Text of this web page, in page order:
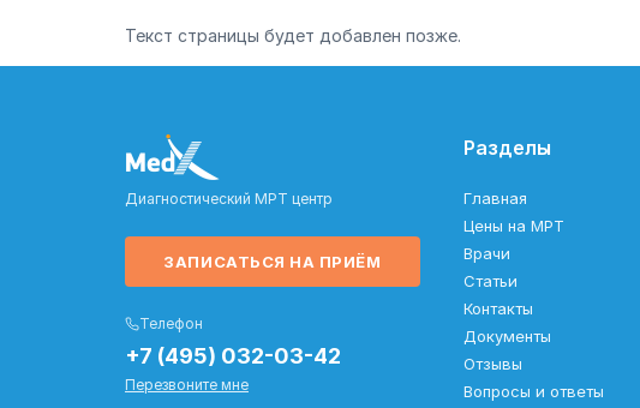
Текст страницы будет добавлен позже.
Диагностический МРТ центр
ЗАПИСАТЬСЯ НА ПРИЁМ
Телефон
+7 (495) 032-03-42
Перезвоните мне
Разделы
Главная
Цены на МРТ
Врачи
Статьи
Контакты
Документы
Отзывы
Вопросы и ответы